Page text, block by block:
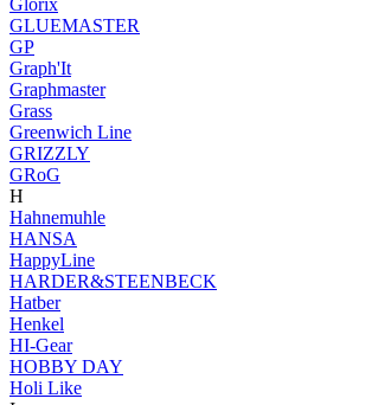
Glorix
GLUEMASTER
GP
Graph'It
Graphmaster
Grass
Greenwich Line
GRIZZLY
GRoG
H
Hahnemuhle
HANSA
HappyLine
HARDER&STEENBECK
Hatber
Henkel
HI-Gear
HOBBY DAY
Holi Like